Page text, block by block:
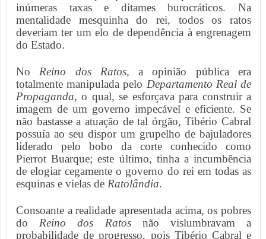
inúmeras taxas e ditames burocráticos. Na
mentalidade mesquinha do rei, todos os ratos
deveriam ter um elo de dependência à engrenagem
do Estado.
No Reino dos Ratos, a opinião pública era
totalmente manipulada pelo Departamento Real de
Propaganda, o qual, se esforçava para construir a
imagem de um governo impecável e eficiente. Se
não bastasse a atuação de tal órgão, Tibério Cabral
possuía ao seu dispor um grupelho de bajuladores
liderado pelo bobo da corte conhecido como
Pierrot Buarque; este último, tinha a incumbência
de elogiar cegamente o governo do rei em todas as
esquinas e vielas de Ratolândia.
Consoante a realidade apresentada acima, os pobres
do Reino dos Ratosnão vislumbravam a
probabilidade de progresso, pois Tibério Cabral e